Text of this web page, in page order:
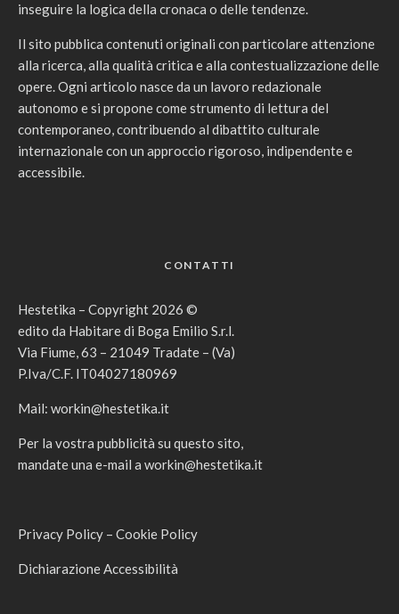
inseguire la logica della cronaca o delle tendenze.
Il sito pubblica contenuti originali con particolare attenzione
alla ricerca, alla qualità critica e alla contestualizzazione delle
opere. Ogni articolo nasce da un lavoro redazionale
autonomo e si propone come strumento di lettura del
contemporaneo, contribuendo al dibattito culturale
internazionale con un approccio rigoroso, indipendente e
accessibile.
CONTATTI
Hestetika – Copyright 2026 ©
edito da Habitare di Boga Emilio S.r.l.
Via Fiume, 63 – 21049 Tradate – (Va)
P.Iva/C.F. IT04027180969
Mail: workin@hestetika.it
Per la vostra pubblicità su questo sito,
mandate una e-mail a workin@hestetika.it
Privacy Policy – Cookie Policy
Dichiarazione Accessibilità